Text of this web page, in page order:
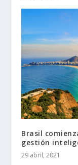
Brasil
gestión
29 abril, 2021